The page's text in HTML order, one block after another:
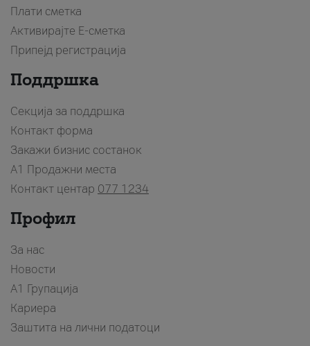
Плати сметка
Активирајте Е-сметка
Припејд регистрација
Поддршка
Секција за поддршка
Контакт форма
Закажи бизнис состанок
A1 Продажни места
Контакт центар 077 1234
Профил
За нас
Новости
А1 Групација
Кариера
Заштита на лични податоци